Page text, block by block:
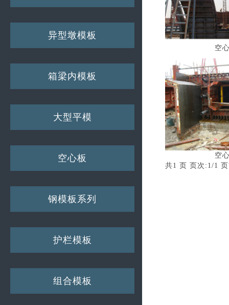
异型墩模板
箱梁内模板
大型平模
空心板
钢模板系列
护栏模板
组合模板
空
空
共1 页 页次:1/1 页